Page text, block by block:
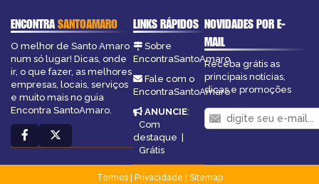
ENCONTRASANTOAMARO
O melhor de Santo Amaro
num só lugar! Dicas, onde
ir, o que fazer, as melhores
empresas, locais, serviços
e muito mais no guia
Encontra SantoAmaro.
LINKS RÁPIDOS
Sobre
EncontraSantoAmaro
Fale com o
EncontraSantoAmaro
ANUNCIE:
Com
destaque |
Grátis
NOVIDADES POR E-
MAIL
Receba grátis as
principais notícias,
dicas e promoções
Termos| Privacidade
Sitemap